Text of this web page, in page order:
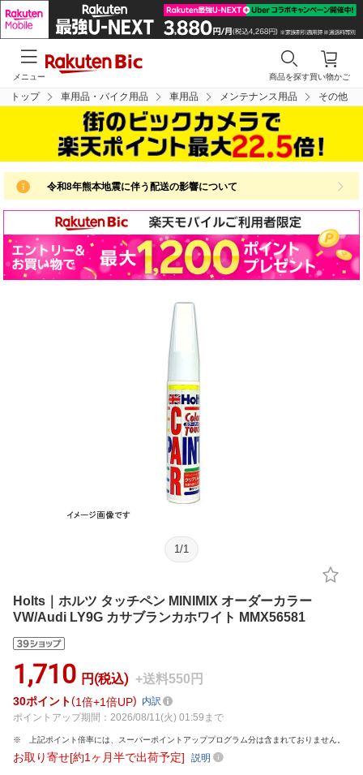
買い物かご
商品を探す
メニュー
トップ 車用品・バイク用品 車用品 メンテナンス用品 その他
令和8年熊本地震に伴う配送の影響について
1 /1
Holts｜ホルツ タッチペン MINIMIX オーダーカラー
VW/Audi LY9G カサブランカホワイト MMX56581
1,710 円(税込) +送料550円
30ポイント 1倍 1倍UP
内訳
ポイントアップ期間：2026/08/11(火) 01:59まで
上記ポイント倍率には、スーパーポイントアッププログラム分は含まれておりません。
お取り寄せ[約1ヶ月半で出荷予定] 説明